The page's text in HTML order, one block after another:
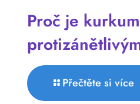
Proč je
Přečtěte si více